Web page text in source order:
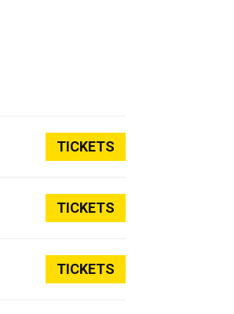
TICKETS
TICKETS
TICKETS